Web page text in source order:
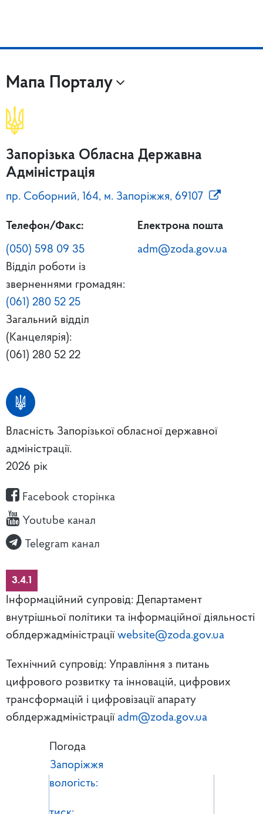
Мапа Порталу
Запорізька Обласна Державна
Адміністрація
пр. Соборний, 164, м. Запоріжжя, 69107
Телефон/Факс:
(050) 598 09 35
Відділ роботи із
зверненнями громадян:
(061) 280 52 25
Загальний відділ
(Канцелярія):
(061) 280 52 22
Електрона пошта
adm@zoda.gov.ua
Власність Запорізької обласної державної
адміністрації.
2026 рік
Facebook сторінка
Youtube канал
Telegram канал
3.4.1
Інформаційний супровід: Департамент
внутрішньої політики та інформаційної діяльності
облдержадміністрації website@zoda.gov.ua
Технічний супровід: Управління з питань
цифрового розвитку та інновацій, цифрових
трансформацій і цифровізації апарату
облдержадміністрації adm@zoda.gov.ua
Погода
Запоріжжя
вологість: